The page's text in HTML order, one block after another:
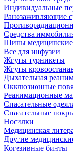
Индивидуальные
Ранозаживляющие
Средства
Шины медицинские
Все для инфузии
Жгуты турникеты
Жгуты
Дыхательная
Окклюзионные
Реанимационные
Спасательные
Спасательные
Носилки
Медицинская
Другие
Когезивные бинты